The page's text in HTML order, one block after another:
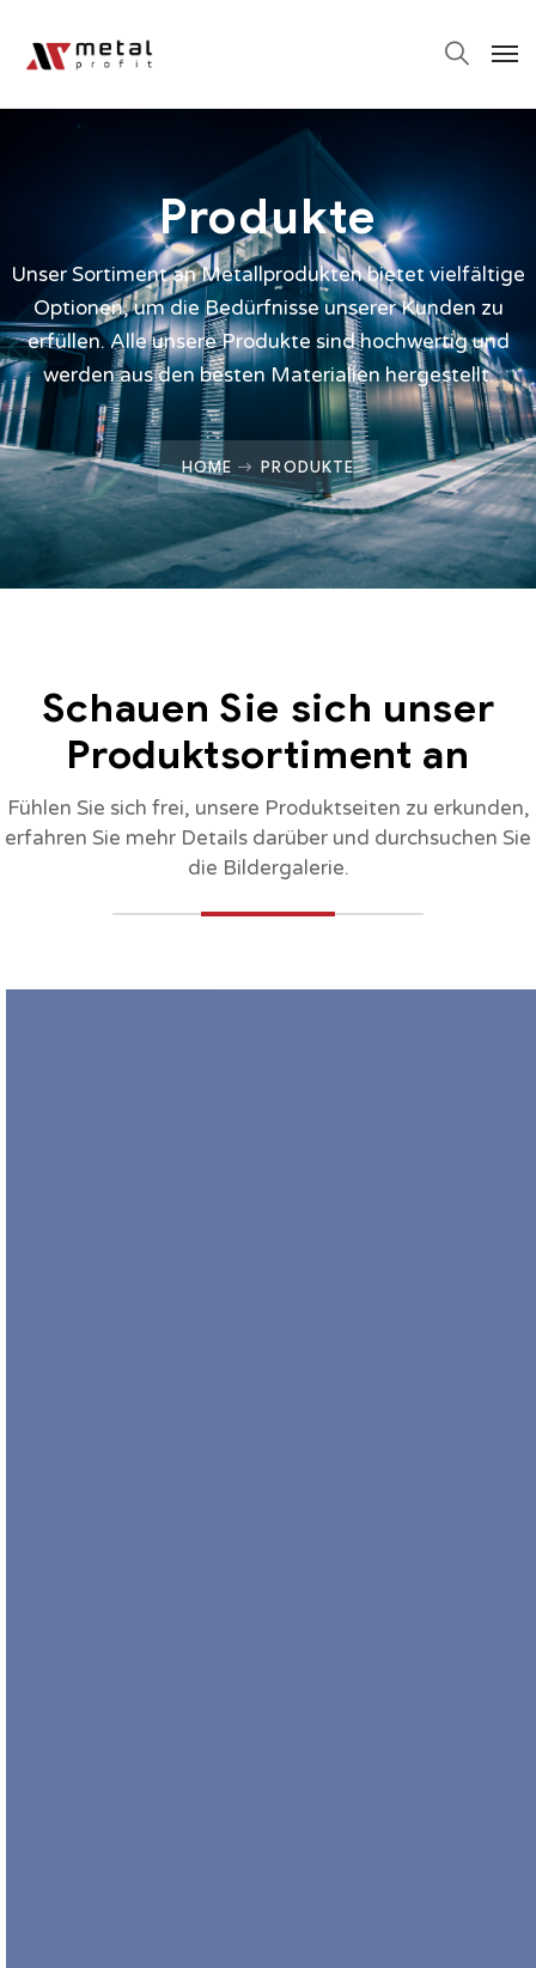
Produkte
Unser Sortiment an Metallprodukten bietet vielfältige
Optionen, um die Bedürfnisse unserer Kunden zu
erfüllen. Alle unsere Produkte sind hochwertig und
werden aus den besten Materialien hergestellt.
HOME PRODUKTE
Schauen Sie sich unser
Produktsortiment an
Fühlen Sie sich frei, unsere Produktseiten zu erkunden,
erfahren Sie mehr Details darüber und durchsuchen Sie
die Bildergalerie.